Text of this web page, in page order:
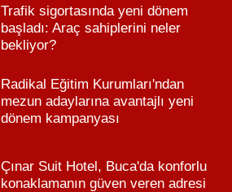
Trafik sigortasında yeni dönem
başladı: Araç sahiplerini neler
bekliyor?
Radikal Eğitim Kurumları'ndan
mezun adaylarına avantajlı yeni
dönem kampanyası
Çınar Suit Hotel, Buca'da konforlu
konaklamanın güven veren adresi